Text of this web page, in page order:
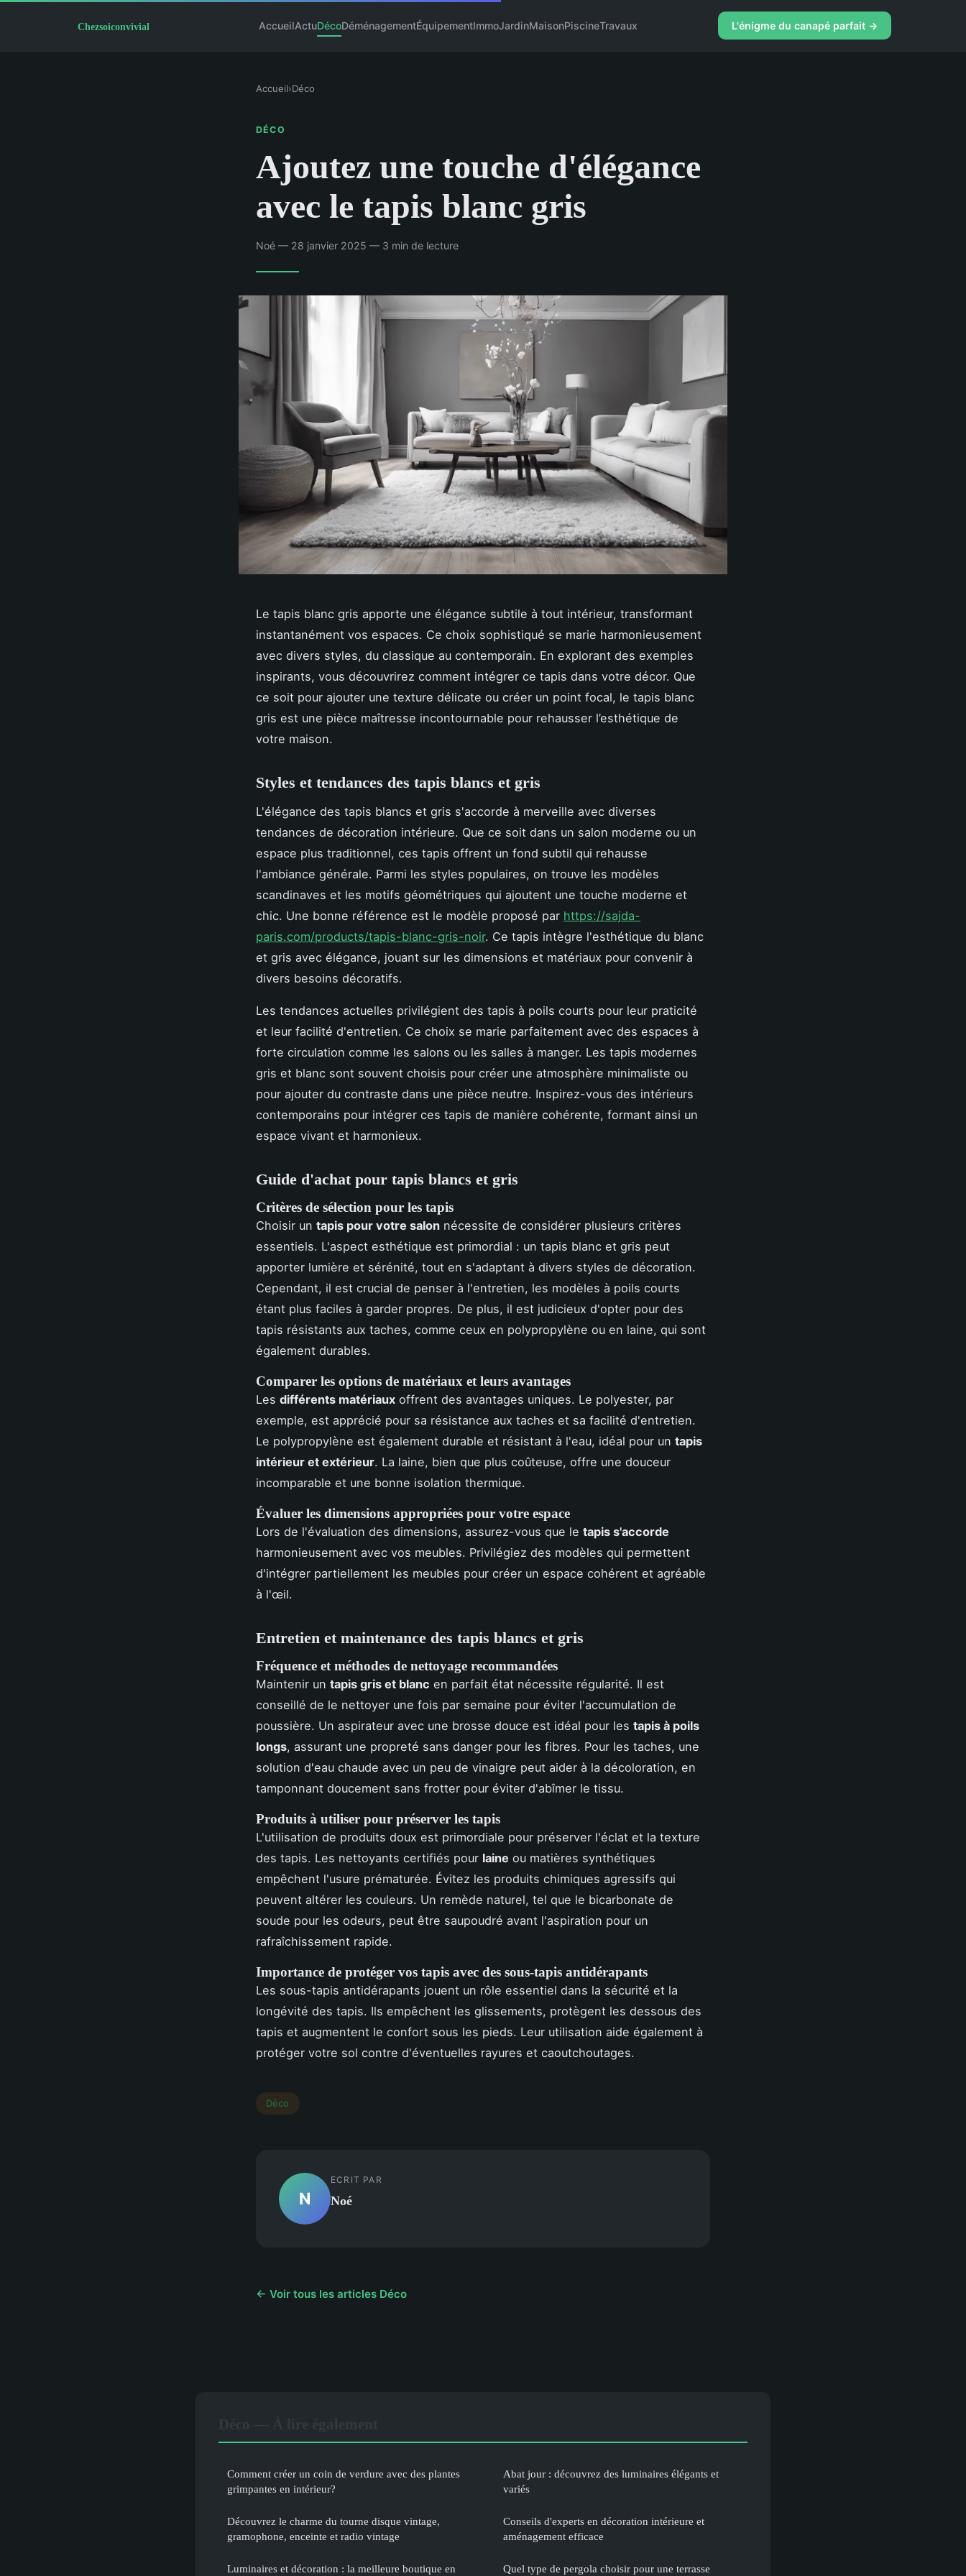
AccueilActuDécoDéménagementÉquipementImmoJardinMaisonPiscineTravaux L'énigme du canapé parfait →
Accueil›Déco
DÉCO
Ajoutez une touche d'élégance
avec le tapis blanc gris
Noé — 28 janvier 2025 — 3 min de lecture
Le tapis blanc gris apporte une élégance subtile à tout intérieur, transformant
instantanément vos espaces. Ce choix sophistiqué se marie harmonieusement
avec divers styles, du classique au contemporain. En explorant des exemples
inspirants, vous découvrirez comment intégrer ce tapis dans votre décor. Que
ce soit pour ajouter une texture délicate ou créer un point focal, le tapis blanc
gris est une pièce maîtresse incontournable pour rehausser l’esthétique de
votre maison.
Styles et tendances des tapis blancs et gris
L'élégance des tapis blancs et gris s'accorde à merveille avec diverses
tendances de décoration intérieure. Que ce soit dans un salon moderne ou un
espace plus traditionnel, ces tapis offrent un fond subtil qui rehausse
l'ambiance générale. Parmi les styles populaires, on trouve les modèles
scandinaves et les motifs géométriques qui ajoutent une touche moderne et
chic. Une bonne référence est le modèle proposé par https://sajda-
paris.com/products/tapis-blanc-gris-noir. Ce tapis intègre l'esthétique du blanc
et gris avec élégance, jouant sur les dimensions et matériaux pour convenir à
divers besoins décoratifs.
Les tendances actuelles privilégient des tapis à poils courts pour leur praticité
et leur facilité d'entretien. Ce choix se marie parfaitement avec des espaces à
forte circulation comme les salons ou les salles à manger. Les tapis modernes
gris et blanc sont souvent choisis pour créer une atmosphère minimaliste ou
pour ajouter du contraste dans une pièce neutre. Inspirez-vous des intérieurs
contemporains pour intégrer ces tapis de manière cohérente, formant ainsi un
espace vivant et harmonieux.
Guide d'achat pour tapis blancs et gris
Critères de sélection pour les tapis
Choisir un tapis pour votre salon nécessite de considérer plusieurs critères
essentiels. L'aspect esthétique est primordial : un tapis blanc et gris peut
apporter lumière et sérénité, tout en s'adaptant à divers styles de décoration.
Cependant, il est crucial de penser à l'entretien, les modèles à poils courts
étant plus faciles à garder propres. De plus, il est judicieux d'opter pour des
tapis résistants aux taches, comme ceux en polypropylène ou en laine, qui sont
également durables.
Comparer les options de matériaux et leurs avantages
Les différents matériaux offrent des avantages uniques. Le polyester, par
exemple, est apprécié pour sa résistance aux taches et sa facilité d'entretien.
Le polypropylène est également durable et résistant à l'eau, idéal pour un tapis
intérieur et extérieur. La laine, bien que plus coûteuse, offre une douceur
incomparable et une bonne isolation thermique.
Évaluer les dimensions appropriées pour votre espace
Lors de l'évaluation des dimensions, assurez-vous que le tapis s'accorde
harmonieusement avec vos meubles. Privilégiez des modèles qui permettent
d'intégrer partiellement les meubles pour créer un espace cohérent et agréable
à l'œil.
Entretien et maintenance des tapis blancs et gris
Fréquence et méthodes de nettoyage recommandées
Maintenir un tapis gris et blanc en parfait état nécessite régularité. Il est
conseillé de le nettoyer une fois par semaine pour éviter l'accumulation de
poussière. Un aspirateur avec une brosse douce est idéal pour les tapis à poils
longs, assurant une propreté sans danger pour les fibres. Pour les taches, une
solution d'eau chaude avec un peu de vinaigre peut aider à la décoloration, en
tamponnant doucement sans frotter pour éviter d'abîmer le tissu.
Produits à utiliser pour préserver les tapis
L'utilisation de produits doux est primordiale pour préserver l'éclat et la texture
des tapis. Les nettoyants certifiés pour laine ou matières synthétiques
empêchent l'usure prématurée. Évitez les produits chimiques agressifs qui
peuvent altérer les couleurs. Un remède naturel, tel que le bicarbonate de
soude pour les odeurs, peut être saupoudré avant l'aspiration pour un
rafraîchissement rapide.
Importance de protéger vos tapis avec des sous-tapis antidérapants
Les sous-tapis antidérapants jouent un rôle essentiel dans la sécurité et la
longévité des tapis. Ils empêchent les glissements, protègent les dessous des
tapis et augmentent le confort sous les pieds. Leur utilisation aide également à
protéger votre sol contre d'éventuelles rayures et caoutchoutages.
Déco
N
ECRIT PAR
Noé
← Voir tous les articles Déco
Comment créer un coin de verdure avec des plantes
grimpantes en intérieur?
Découvrez le charme du tourne disque vintage,
gramophone, enceinte et radio vintage
Luminaires et décoration : la meilleure boutique en
Abat jour : découvrez des luminaires élégants et
variés
Conseils d'experts en décoration intérieure et
aménagement efficace
Quel type de pergola choisir pour une terrasse